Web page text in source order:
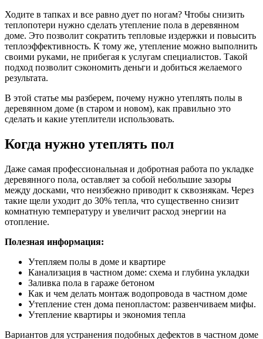
Ходите в тапках и все равно дует по ногам? Чтобы снизить
теплопотери нужно сделать утепление пола в деревянном
доме. Это позволит сократить тепловые издержки и повысить
теплоэффективность. К тому же, утепление можно выполнить
своими руками, не прибегая к услугам специалистов. Такой
подход позволит сэкономить деньги и добиться желаемого
результата.
В этой статье мы разберем, почему нужно утеплять полы в
деревянном доме (в старом и новом), как правильно это
сделать и какие утеплители использовать.
Когда нужно утеплять пол
Даже самая профессиональная и добротная работа по укладке
деревянного пола, оставляет за собой небольшие зазоры
между досками, что неизбежно приводит к сквознякам. Через
такие щели уходит до 30% тепла, что существенно снизит
комнатную температуру и увеличит расход энергии на
отопление.
Полезная информация:
Утепляем полы в доме и квартире
Канализация в частном доме: схема и глубина укладки
Заливка пола в гараже бетоном
Как и чем делать монтаж водопровода в частном доме
Утепление стен дома пенопластом: развенчиваем мифы.
Утепление квартиры и экономия тепла
Вариантов для устранения подобных дефектов в частном доме